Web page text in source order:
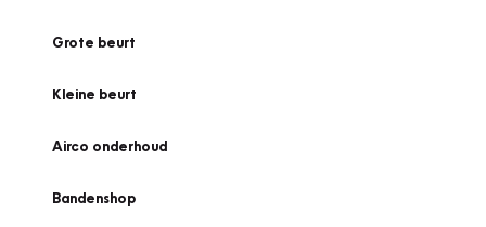
Grote beurt
Kleine beurt
Airco onderhoud
Bandenshop